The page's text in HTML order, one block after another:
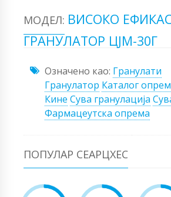
МОДЕЛ: ВИСОКО
ГРАНУЛАТОР ЦЈМ-30Г
Означено као: Гранулати
Гранулатор Каталог
Кине Сува гранулација
Фармацеутска опрема
ПОПУЛАР СЕАРЦХЕС